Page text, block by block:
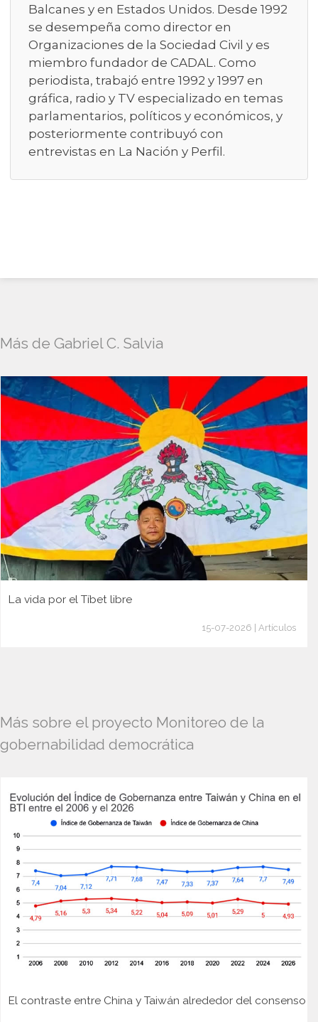
Balcanes y en Estados Unidos. Desde 1992
se desempeña como director en
Organizaciones de la Sociedad Civil y es
miembro fundador de CADAL. Como
periodista, trabajó entre 1992 y 1997 en
gráfica, radio y TV especializado en temas
parlamentarios, políticos y económicos, y
posteriormente contribuyó con
entrevistas en La Nación y Perfil.
Más de Gabriel C. Salvia
La vida por el Tíbet libre
15-07-2026 | Artículos
Más sobre el proyecto Monitoreo de la
gobernabilidad democrática
El contraste entre China y Taiwán alrededor del consenso